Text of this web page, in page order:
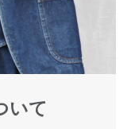
いて